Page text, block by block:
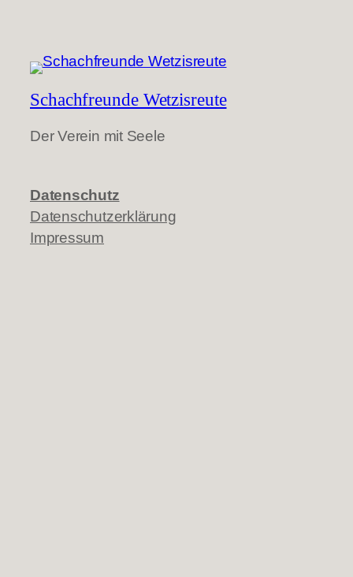
Schachfreunde Wetzisreute
Der Verein mit Seele
Datenschutz
Datenschutzerklärung
Impressum